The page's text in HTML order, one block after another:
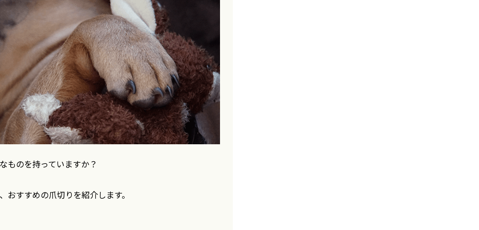
ものを持っていますか？
おすすめの爪切りを紹介します。